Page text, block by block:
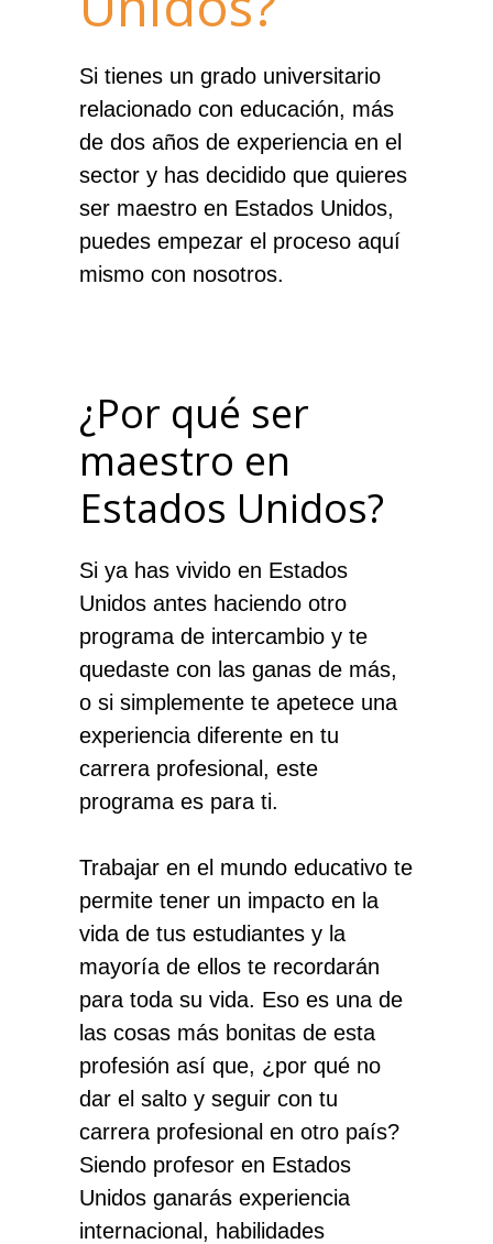
Si tienes un grado universitario
relacionado con educación, más
de dos años de experiencia en el
sector y has decidido que quieres
ser maestro en Estados Unidos,
puedes empezar el proceso aquí
mismo con nosotros.
¿Por qué ser
maestro en
Estados Unidos?
Si ya has vivido en Estados
Unidos antes haciendo otro
programa de intercambio y te
quedaste con las ganas de más,
o si simplemente te apetece una
experiencia diferente en tu
carrera profesional, este
programa es para ti.
Trabajar en el mundo educativo te
permite tener un impacto en la
vida de tus estudiantes y la
mayoría de ellos te recordarán
para toda su vida. Eso es una de
las cosas más bonitas de esta
profesión así que, ¿por qué no
dar el salto y seguir con tu
carrera profesional en otro país?
Siendo profesor en Estados
Unidos ganarásexperiencia
internacional , habilidades